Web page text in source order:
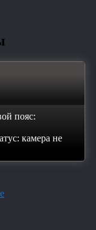
пояс:
камера не